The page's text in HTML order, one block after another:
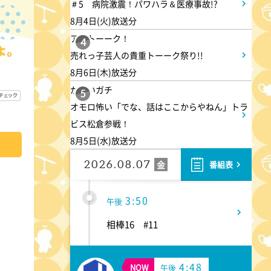
＃5 病院激震！パワハラ＆医療事故!?
8月4日(火)放送分
4
アメトーーク！
売れっ子芸人の貴重トーーク祭り!!
8月6日(木)放送分
5
かまいガチ
オモロ怖い「でな、話はここからやねん」トラ
ビス松倉参戦！
8月5日(水)放送分
2026.08.07 金 番組表
午後
TOKYO EVERYONE
午後 1:55
午後もじゅん散歩
午後 2:53
科捜研の女12 #3
午後 3:50
相棒16 #11
NOW 午後 4:48